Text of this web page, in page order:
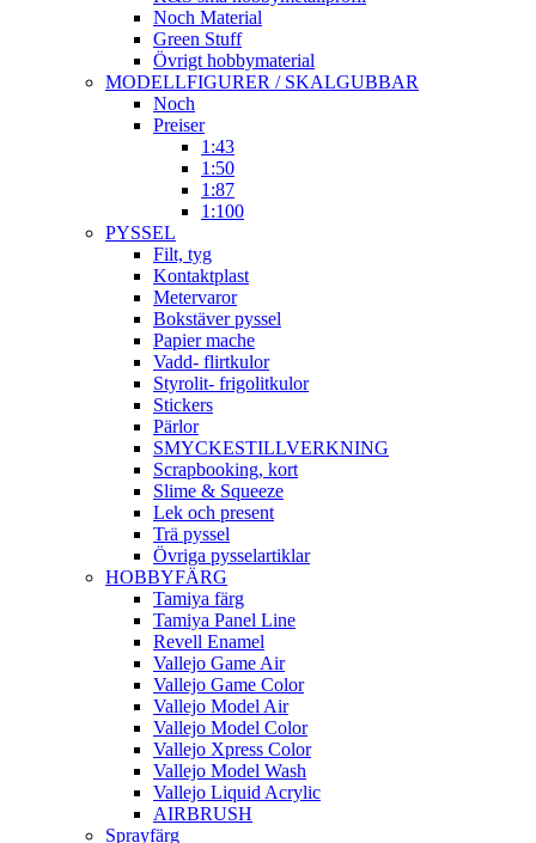
Noch Material
Green Stuff
Övrigt hobbymaterial
MODELLFIGURER / SKALGUBBAR
Noch
Preiser
1:43
1:50
1:87
1:100
PYSSEL
Filt, tyg
Kontaktplast
Metervaror
Bokstäver pyssel
Papier mache
Vadd- flirtkulor
Styrolit- frigolitkulor
Stickers
Pärlor
SMYCKESTILLVERKNING
Scrapbooking, kort
Slime & Squeeze
Lek och present
Trä pyssel
Övriga pysselartiklar
HOBBYFÄRG
Tamiya färg
Tamiya Panel Line
Revell Enamel
Vallejo Game Air
Vallejo Game Color
Vallejo Model Air
Vallejo Model Color
Vallejo Xpress Color
Vallejo Model Wash
Vallejo Liquid Acrylic
AIRBRUSH
Sprayfärg